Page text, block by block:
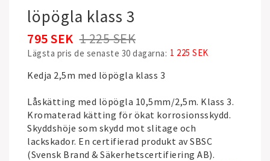
löpögla klass 3
1 225 SEK
795 SEK
Lägsta pris de senaste 30 dagarna 1 225 SEK
Kedja 2,5m med löpögla klass 3
Låskätting med löpögla 10,5mm/2,5m. Klass 3.
Kromaterad kätting för ökat korrosionsskydd.
Skyddshöje som skydd mot slitage och
lackskador. En certifierad produkt av SBSC
(Svensk Brand & Säkerhetscertifiering AB).